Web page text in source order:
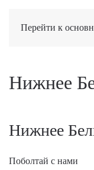
Перейти к
Нижнее
Нижнее
Поболтай с нами